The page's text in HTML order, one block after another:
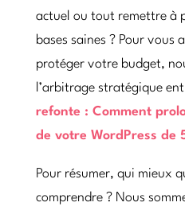
actuel ou tout remettre à
bases saines ? Pour vous
protéger votre budget,
l’arbitrage stratégique
refonte : Comment
de votre WordPress de
Pour résumer, qui mieux
comprendre ? Nous